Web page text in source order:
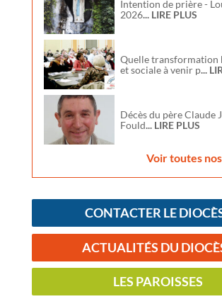
Intention de prière -
2026... LIRE PLUS
Quelle transformation
et sociale à venir p...
Décès du père Claude
Fould... LIRE PLUS
Voir toutes
CONTACTER LE
ACTUALITÉS DU
LES PAROISSES